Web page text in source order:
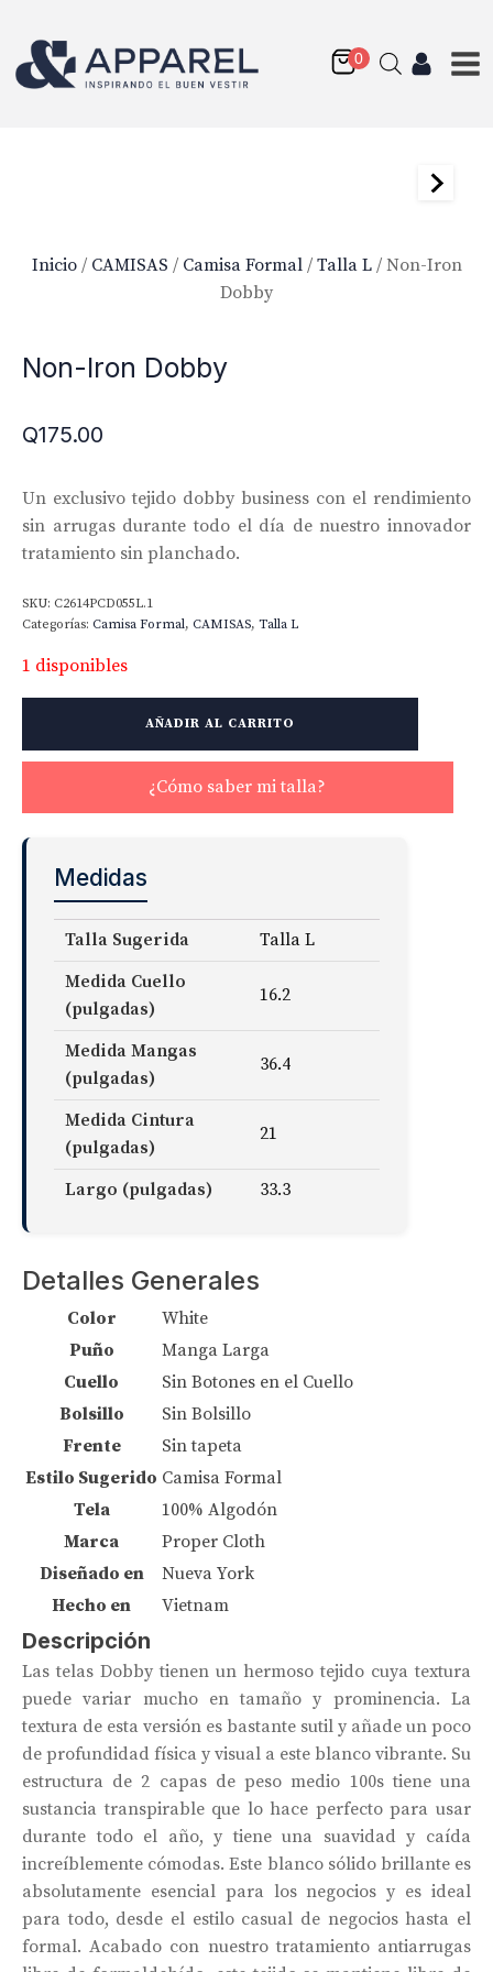
Inicio/ CAMISAS / Camisa Formal/ Talla L/ Non-Iron
Dobby
Non-Iron Dobby
Q175.00
Un exclusivo tejido dobby business con el rendimiento
sin arrugas durante todo el día de nuestro innovador
tratamiento sin planchado.
SKU: C2614PCD055L.1
Categorías: Camisa Formal, CAMISAS, Talla L
1 disponibles
Dobby
AÑADIR AL CARRITO
¿Cómo saber mi talla?
Medidas
Talla Sugerida
Talla L
Medida Cuello
(pulgadas)
16.2
Medida Mangas
(pulgadas)
36.4
Medida Cintura
(pulgadas)
21
Largo (pulgadas) 33.3
Detalles Generales
Color
White
Puño
Manga Larga
Cuello
Sin Botones en el Cuello
Bolsillo
Sin Bolsillo
Frente
Sin tapeta
Estilo Sugerido Camisa Formal
Tela
100% Algodón
Marca
Proper Cloth
Diseñado en
Nueva York
Hecho en
Vietnam
Descripción
Las telas Dobby tienen un hermoso tejido cuya textura
puede variar mucho en tamaño y prominencia. La
textura de esta versión es bastante sutil y añade un poco
de profundidad física y visual a este blanco vibrante. Su
estructura de 2 capas de peso medio 100s tiene una
sustancia transpirable que lo hace perfecto para usar
durante todo el año, y tiene una suavidad y caída
increíblemente cómodas. Este blanco sólido brillante es
absolutamente esencial para los negocios y es ideal
para todo, desde el estilo casual de negocios hasta el
formal. Acabado con nuestro tratamiento antiarrugas